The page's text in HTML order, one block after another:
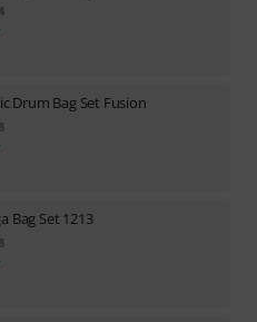
Drum Bag Set Fusion
Bag Set 1213